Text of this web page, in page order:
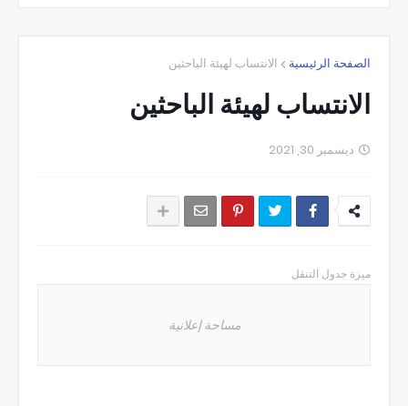
الصفحة الرئيسية الانتساب لهيئة الباحثين
الانتساب لهيئة الباحثين
ديسمبر 30, 2021
ميزة جدول التنقل
مساحة إعلانية